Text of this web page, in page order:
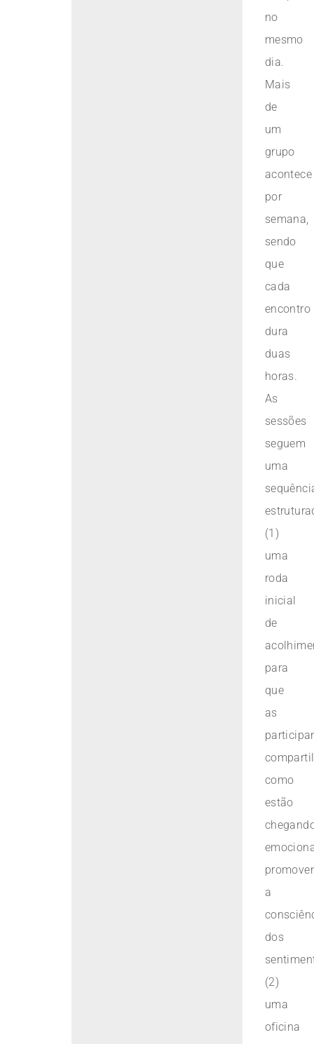
no
mesmo
dia.
Mais
de
um
grupo
acontece
por
semana,
sendo
que
cada
encontro
dura
duas
horas.
As
sessões
seguem
uma
(1)
uma
roda
inicial
de
para
que
as
como
estão
a
dos
(2)
uma
oficina